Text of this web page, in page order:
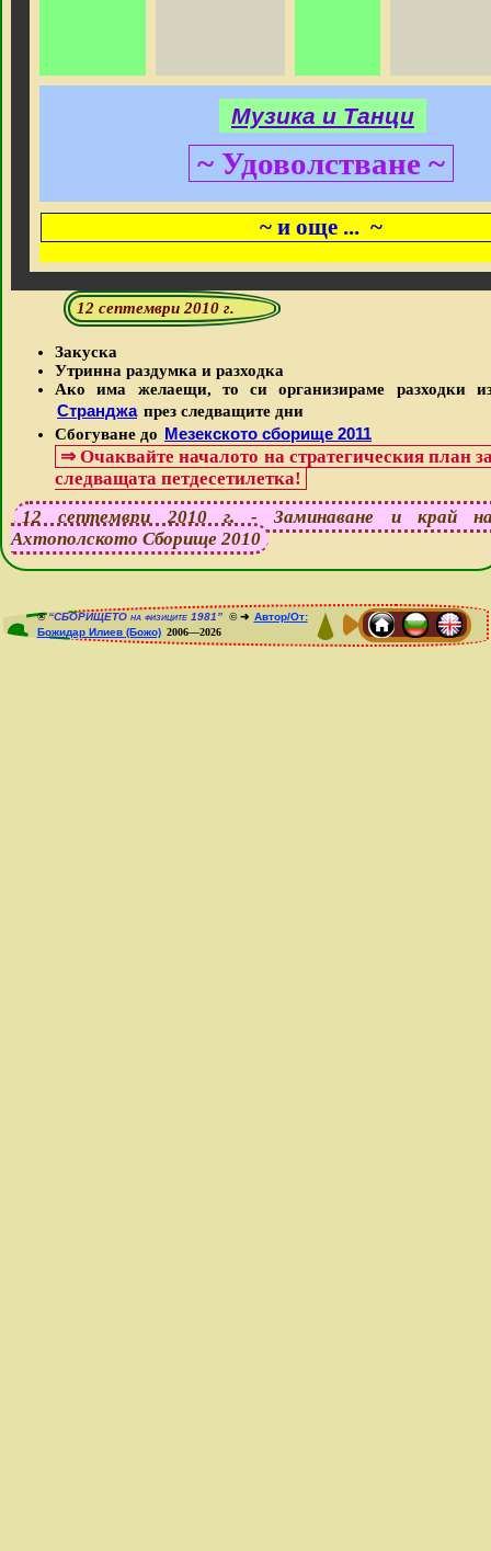
Музика и Танци
~ Удоволстване ~
~ и още ... ~
12 септември 2010 г.
Закуска
Утринна раздумка и разходка
Ако има желаещи, то си организираме разходки
Странджа през следващите дни
Сбогуване до Мезекското сборище 2011
⇒ Очаквайте началото на стратегическия план
следващата петдесетилетка!
12 септември 2010 г. - Заминаване и край
Ахтополското Сборище 2010
®“СБОРИЩЕТО на физиците 1981”© ➜ Автор/От:
Божидар Илиев (Божо) 2006—2026